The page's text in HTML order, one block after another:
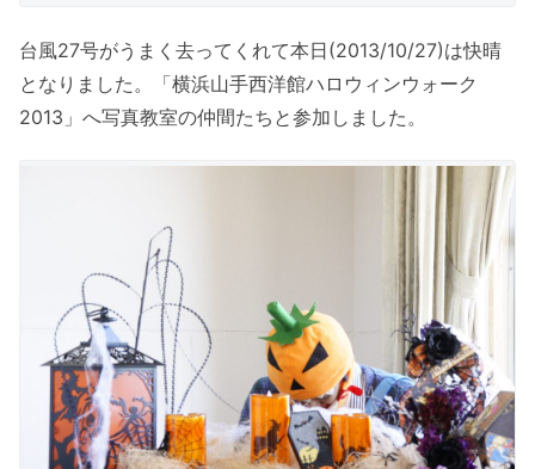
台風27号がうまく去ってくれて本日(2013/10/27)は快晴
となりました。「横浜山手西洋館ハロウィンウォーク
2013」へ写真教室の仲間たちと参加しました。